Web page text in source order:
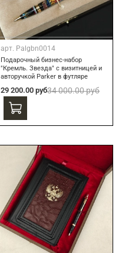
арт. Palgbn0014
Подарочный бизнес-набор
"Кремль. Звезда" с визитницей и
авторучкой Parker в футляре
29 200.00 руб34 000.00 руб